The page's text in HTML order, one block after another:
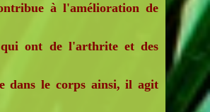
à l'amélioration de
qui ont de l'arthrite et des
dans le corps ainsi, il agit